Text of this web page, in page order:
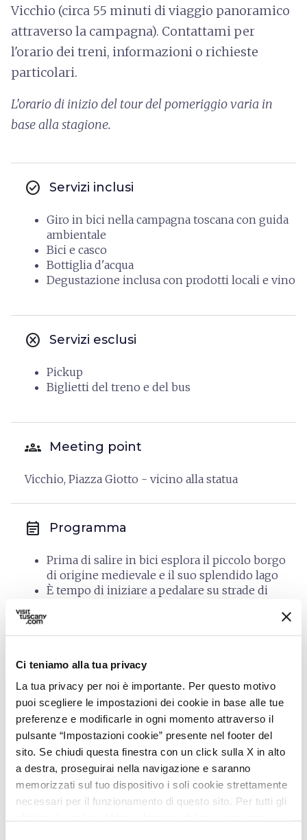
Ci teniamo alla tua privacy
La tua privacy per noi è importante. Per questo motivo
puoi scegliere le impostazioni dei cookie in base alle tue
preferenze e modificarle in ogni momento attraverso il
pulsante “Impostazioni cookie” presente nel footer del
sito. Se chiudi questa finestra con un click sulla X in alto
a destra, proseguirai nella navigazione e saranno
memorizzati sul tuo dispositivo i soli cookie strettamente
necessari per il funzionamento di questo sito. Per tutti gli
Vicchio (circa 55 minuti di viaggio panoramico
attraverso la campagna). Contattami per
l'orario dei treni, informazioni o richieste
particolari.
L'orario di inizio del tour del pomeriggio varia in
base alla stagione.
check_circle Servizi inclusi
Giro in bici nella campagna toscana con guida
ambientale
Bici e casco
Bottiglia d'acqua
Degustazione inclusa con prodotti locali e vino
cancel Servizi esclusi
Pickup
Biglietti del treno e del bus
groups Meeting point
Vicchio, Piazza Giotto - vicino alla statua
event_note Programma
Prima di salire in bici esplora il piccolo borgo
di origine medievale e il suo splendido lago
È tempo di iniziare a pedalare su strade di
Degustazione inclusa con prodotti locali e vino
Scopri il luogo dove Giotto ha vissuto nel XIII
Concludi il tour nel paese di Vicchio
auto_delete
Politiche di
cancellazione
e no show
Rimborso totale per cancellazioni effettuate
almeno tre giorni prima della data del tour.